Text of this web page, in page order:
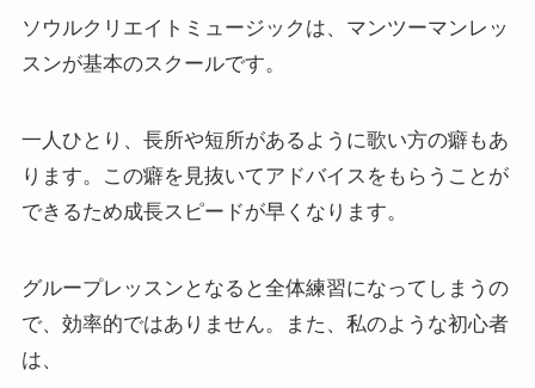
ソウルクリエイトミュージックは、マンツーマンレッ
スンが基本のスクールです。
一人ひとり、長所や短所があるように歌い方の癖もあ
ります。この癖を見抜いてアドバイスをもらうことが
できるため成長スピードが早くなります。
グループレッスンとなると全体練習になってしまうの
で、効率的ではありません。また、私のような初心者
は、